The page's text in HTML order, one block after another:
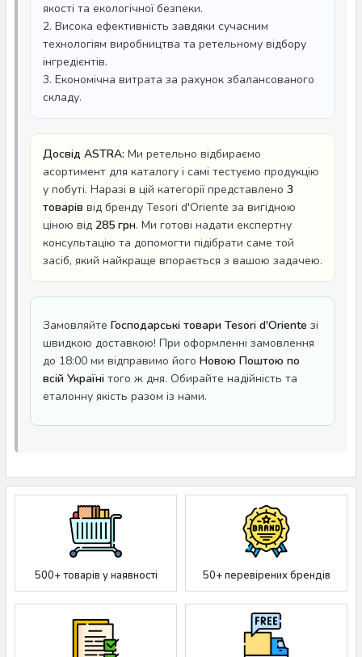
якості та екологічної безпеки.
2. Висока ефективність завдяки сучасним
технологіям виробництва та ретельному відбору
інгредієнтів.
3. Економічна витрата за рахунок збалансованого
складу.
Досвід ASTRA: Ми ретельно відбираємо
асортимент для каталогу і самі тестуємо продукцію
у побуті. Наразі в цій категорії представлено 3
товарів від бренду Tesori d'Oriente за вигідною
ціною від 285 грн. Ми готові надати експертну
консультацію та допомогти підібрати саме той
засіб, який найкраще впорається з вашою задачею.
Замовляйте Господарські товари Tesori d'Oriente зі
швидкою доставкою! При оформленні замовлення
до 18:00 ми відправимо його Новою Поштою по
всій Україні того ж дня. Обирайте надійність та
еталонну якість разом із нами.
500+ товарів у наявності 50+ перевірених брендів